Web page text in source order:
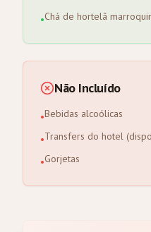
•Chá de hortelã
Não Incluído
•Bebidas alcoólicas
•Transfers do hotel
•Gorjetas